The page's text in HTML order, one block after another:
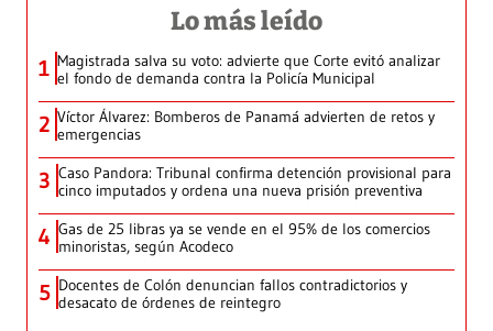
Lo más leído
1 Magistrada salva su voto: advierte que Corte evitó analizar
el fondo de demanda contra la Policía Municipal
2 Víctor Álvarez: Bomberos de Panamá advierten de retos y
emergencias
3 Caso Pandora: Tribunal confirma detención provisional para
cinco imputados y ordena una nueva prisión preventiva
4 Gas de 25 libras ya se vende en el 95% de los comercios
minoristas, según Acodeco
5 Docentes de Colón denuncian fallos contradictorios y
desacato de órdenes de reintegro